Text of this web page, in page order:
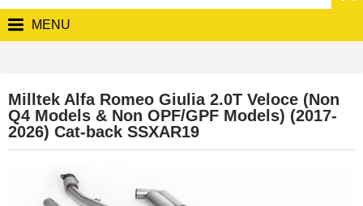
MENU
Milltek Alfa Romeo Giulia 2.0T Veloce (Non
Q4 Models & Non OPF/GPF Models) (2017-
2026) Cat-back SSXAR19